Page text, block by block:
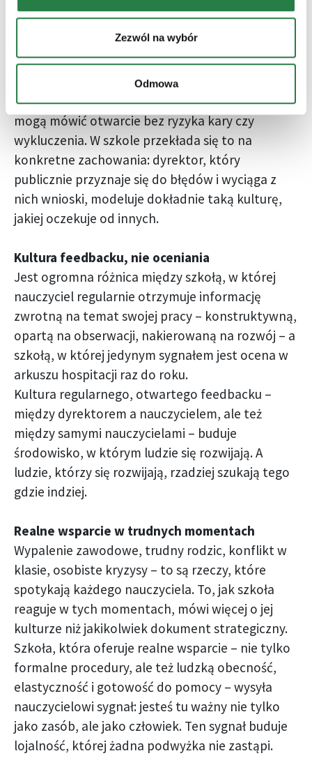
Zezwól na wybór
Odmowa
której innowacyjność i zaangażowanie powoli
obumierają.
Psychologiczne bezpieczeństwo – pojęcie
badaczki Amy Edmondson, które zdążyło już na
stałe zadomowić się w literaturze zarządzania –
oznacza środowisko, w którym ludzie czują, że
mogą mówić otwarcie bez ryzyka kary czy
wykluczenia. W szkole przekłada się to na
konkretne zachowania: dyrektor, który
publicznie przyznaje się do błędów i wyciąga z
nich wnioski, modeluje dokładnie taką kulturę,
jakiej oczekuje od innych.
Kultura feedbacku, nie oceniania
Jest ogromna różnica między szkołą, w której
nauczyciel regularnie otrzymuje informację
zwrotną na temat swojej pracy – konstruktywną,
opartą na obserwacji, nakierowaną na rozwój – a
szkołą, w której jedynym sygnałem jest ocena w
arkuszu hospitacji raz do roku.
Kultura regularnego, otwartego feedbacku –
między dyrektorem a nauczycielem, ale też
między samymi nauczycielami – buduje
środowisko, w którym ludzie się rozwijają. A
ludzie, którzy się rozwijają, rzadziej szukają tego
gdzie indziej.
Realne wsparcie w trudnych momentach
Wypalenie zawodowe, trudny rodzic, konflikt w
klasie, osobiste kryzysy – to są rzeczy, które
spotykają każdego nauczyciela. To, jak szkoła
reaguje w tych momentach, mówi więcej o jej
kulturze niż jakikolwiek dokument strategiczny.
Szkoła, która oferuje realne wsparcie – nie tylko
formalne procedury, ale też ludzką obecność,
elastyczność i gotowość do pomocy – wysyła
nauczycielowi sygnał: jesteś tu ważny nie tylko
jako zasób, ale jako człowiek. Ten sygnał buduje
lojalność, której żadna podwyżka nie zastąpi.